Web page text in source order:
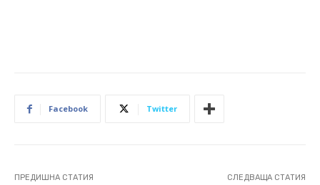
Facebook Twitter
ПРЕДИШНА СТАТИЯ СЛЕДВАЩА СТАТИЯ